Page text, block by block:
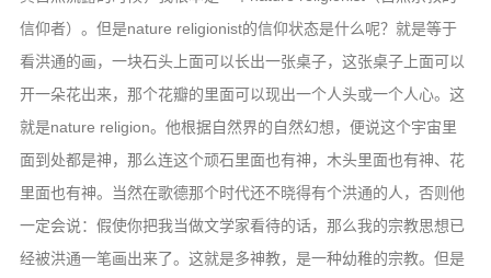
信仰者）。但是nature religionist的信仰状态是什么呢？就是等于
看洪通的画，一块石头上面可以长出一张桌子，这张桌子上面可以
开一朵花出来，那个花瓣的里面可以现出一个人头或一个人心。这
就是nature religion。他根据自然界的自然幻想，便说这个宇宙里
面到处都是神，那么连这个顽石里面也有神，木头里面也有神、花
里面也有神。当然在歌德那个时代还不晓得有个洪通的人，否则他
一定会说：假使你把我当做文学家看待的话，那么我的宗教思想已
经被洪通一笔画出来了。这就是多神教，是一种幼稚的宗教。但是